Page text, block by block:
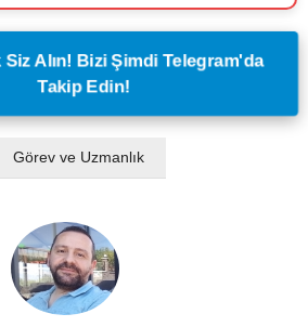
Alın! Bizi Şimdi Telegram'da
Takip Edin!
Görev ve Uzmanlık